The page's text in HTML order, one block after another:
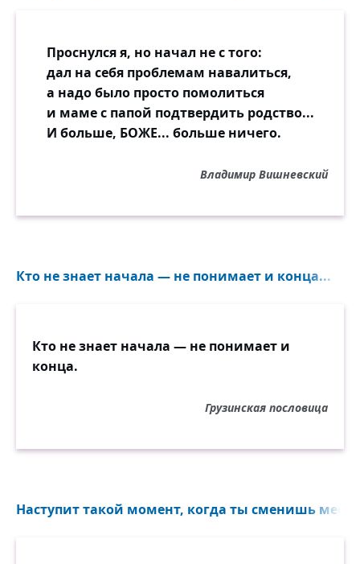
Проснулся я, но начал не с того:
дал на себя проблемам навалиться,
а надо было просто помолиться
и маме с папой подтвердить родство...
И больше, БОЖЕ... больше ничего.
Владимир Вишневский
Кто не знает начала — не понимает и конца...
Кто не знает начала — не понимает и
конца.
Грузинская пословица
Наступит такой момент, когда ты сменишь